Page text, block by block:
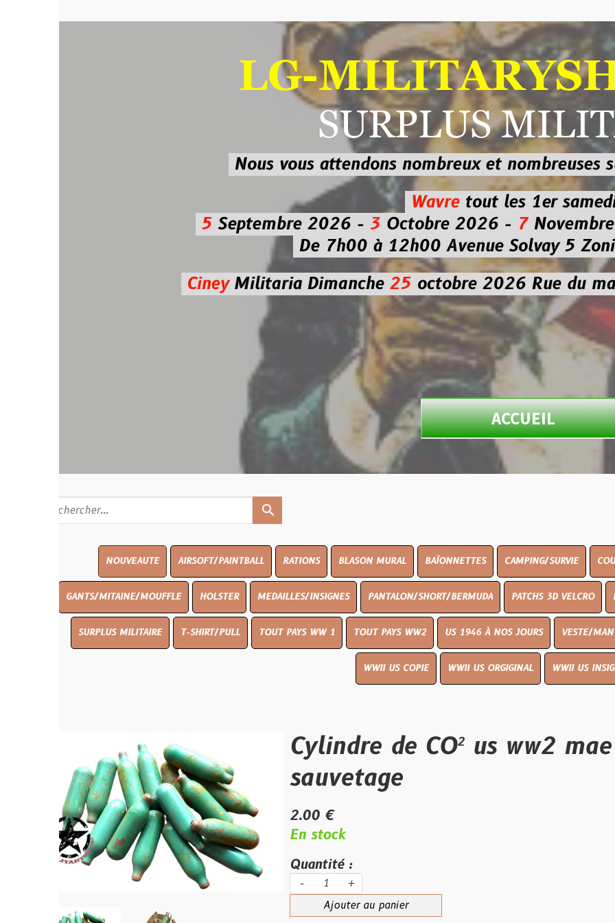
LG-
SURPLUS
Nous vous attendons nombreux et nombreusessur les
Wavre
tout les 1er samedi
Septembre 2026 -3Octobre 2026 - 7Novembre 2026
De 7h00 à 12h00 Avenue Solvay 5 Zoning
MilitariaDimanche25octobre 2026Rue du marché
ACCUEIL
AIRSOFT/PAINTBALL RATIONS BLASON MURAL BAÏONNETTES CAMPING/SURVIE COUTELLERIE
GANTS/MITAINE/MOUFFLE HOLSTER MEDAILLES/INSIGNES PANTALON/SHORT/BERMUDA PATCHS 3D VELCRO PEINTURE
SURPLUS MILITAIRE T-SHIRT/PULL TOUT PAYS WW 1 TOUT PAYS WW2 US 1946 À NOS JOURS VESTE/MANTEAU
WWII US COPIE WWII US ORGIGINAL WWII US INSIGNES
Cylindre de CO² us ww2 mae
sauvetage
2.00 €
En stock
Quantité :
Ajouter au panier